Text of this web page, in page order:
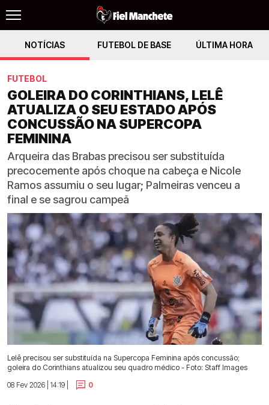
NOTÍCIAS FUTEBOL DE BASE ÚLTIMA HORA
FUTEBOL
GOLEIRA DO CORINTHIANS, LELÊ
ATUALIZA O SEU ESTADO APÓS
CONCUSSÃO NA SUPERCOPA
FEMININA
Arqueira das Brabas precisou ser substituída
precocemente após choque na cabeça e Nicole
Ramos assumiu o seu lugar; Palmeiras venceu a
final e se sagrou campeã
Lelê precisou ser substituída na Supercopa Feminina após concussão;
goleira do Corinthians atualizou seu quadro médico - Foto: Staff Images
08 Fev 2026 | 14:19 |
0